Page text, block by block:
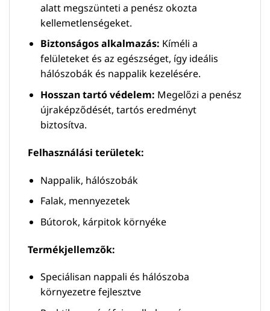
alatt megszünteti a penész okozta
kellemetlenségeket.
Biztonságos alkalmazás: Kíméli a
felületeket és az egészséget, így ideális
hálószobák és nappalik kezelésére.
Hosszan tartó védelem: Megelőzi a penész
újraképződését, tartós eredményt
biztosítva.
Felhasználási területek:
Nappalik, hálószobák
Falak, mennyezetek
Bútorok, kárpitok környéke
Termékjellemzők:
Speciálisan nappali és hálószoba
környezetre fejlesztve